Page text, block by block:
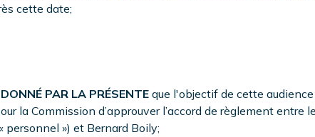
cette date;
PAR LA PRÉSENTEque l'objectif de cette
la Commission d’approuver l’accord de règlement entre
personnel ») et Bernard Boily;